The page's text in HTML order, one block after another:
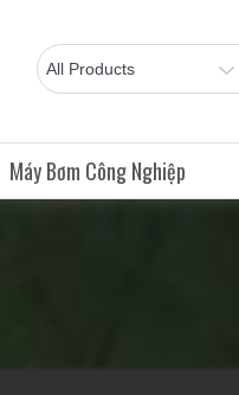
Máy Bơm Công Nghiệp